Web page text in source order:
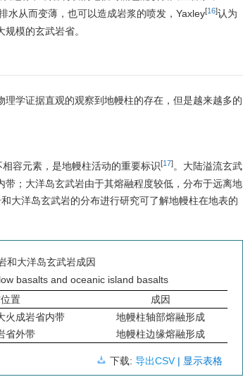
水从而变薄，也可以造成岩浆的喷发，Yaxley[16]认为
模的玄武岩省。
学证据直观的观察到地幔柱的存在，但是越来越多的
容元素，是地幔柱活动的重要标识[17]。大陆溢流玄武
；大洋岛玄武岩由于其熔融程度较低，分布于远离地
大洋岛玄武岩的分布进行研究可了解地幔柱在地表的
和大洋岛玄武岩成因
basalts and oceanic island basalts
置
成因
火成岩省内带
地幔柱轴部熔融形成
省外带 地幔柱边缘熔融形成
下载:导出CSV | 显示表格